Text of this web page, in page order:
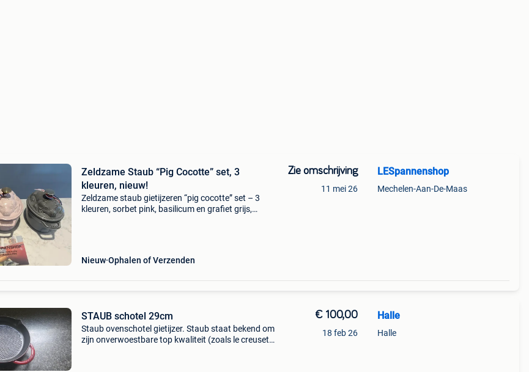
Zeldzame Staub “Pig Cocotte” set, 3
kleuren, nieuw!
Zeldzame staub gietijzeren “pig cocotte” set – 3
kleuren, sorbet pink, basilicum en grafiet grijs,
Nieuw Ophalen of Verzenden
Zie omschrijving
11 mei 26
LESpannenshop
Mechelen-Aan-De-Maas
STAUB schotel 29cm
Staub ovenschotel gietijzer. Staub staat bekend om
zijn onverwoestbare top kwaliteit (zoals le creuset).
€ 100,00
18 feb 26
Halle
Halle